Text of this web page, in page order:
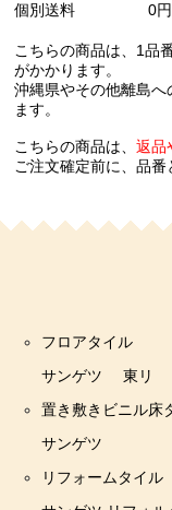
個別送料 0円
こちらの商品は、1品
がかかります。
沖縄県やその他離島へ
ます。
こちらの商品は、返品
ご注文確定前に、品番
フロアタイル
サンゲツ
東リ
置き敷きビニル床
サンゲツ
リフォームタイル